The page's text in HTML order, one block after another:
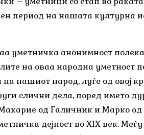
период на нашата културна
уметничка анонимност
на оваа народна уметност
нашиот народ, луѓе од овој
слични дела, поред името
од Галичник и Марко
дејност во XIX век.